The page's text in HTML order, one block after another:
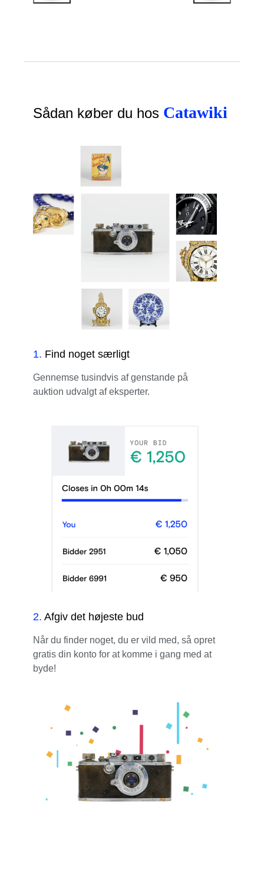
Sådan køber du hos Catawiki
1. Find noget særligt
Gennemse tusindvis af genstande på
auktion udvalgt af eksperter.
2. Afgiv det højeste bud
Når du finder noget, du er vild med, så opret
gratis din konto for at komme i gang med at
byde!